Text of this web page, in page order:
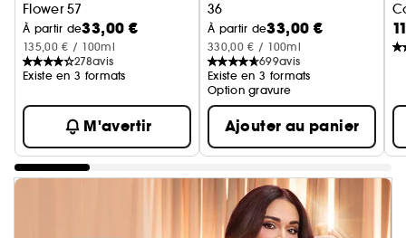
Flower 57
Eau de parfum
À partir de33,00 €
135,00 € / 100ml
278avis
Existe en 3 formats
M'avertir
36
Eau de Parfum
À partir de33,00 €
330,00 € / 100ml
699avis
Existe en 3 formats
Option gravure
Ajouter au panier